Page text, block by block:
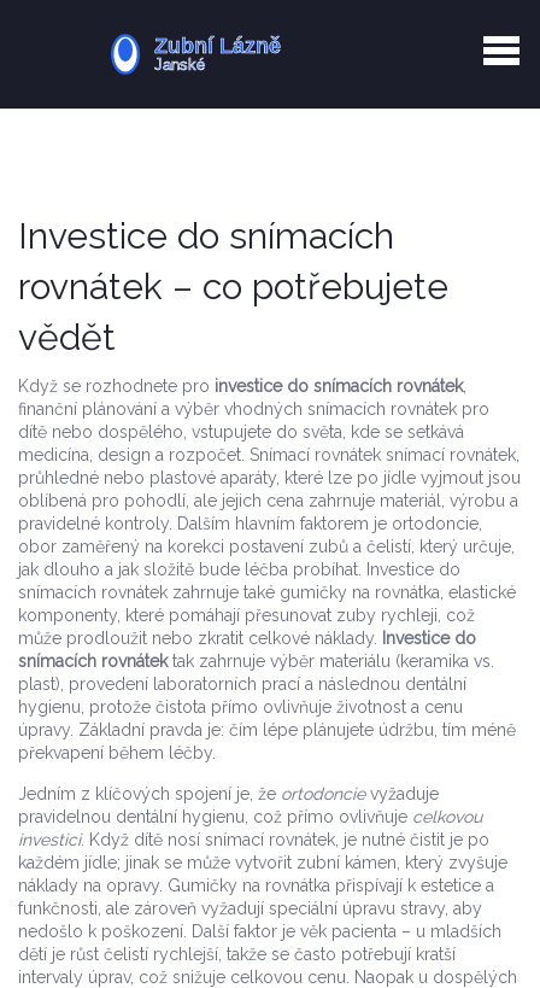
Zotavení po extrakci
Investice do snímacích
rovnátek – co potřebujete
vědět
Když se rozhodnete pro investice do snímacích rovnátek,
finanční plánování a výběr vhodných snímacích rovnátek pro
dítě nebo dospělého , vstupujete do světa, kde se setkává
medicína, design a rozpočet. Snímací rovnátek snímací rovnátek
průhledné nebo plastové aparáty, které lze po jídle vyjmout jsou
oblíbená pro pohodlí, ale jejich cena zahrnuje materiál, výrobu a
pravidelné kontroly. Dalším hlavním faktorem je ortodoncie
obor zaměřený na korekci postavení zubů a čelistí , který určuje,
jak dlouho a jak složitě bude léčba probíhat. Investice do
snímacích rovnátek zahrnuje také gumičky na rovnátka elastické
komponenty, které pomáhají přesunovat zuby rychleji , což
může prodloužit nebo zkratit celkové náklady.
Investice do
snímacích rovnátektak zahrnuje výběr materiálu (keramika vs.
plast), provedení laboratorních prací a následnou dentální
hygienu, protože čistota přímo ovlivňuje životnost a cenu
úpravy. Základní pravda je: čím lépe plánujete údržbu, tím méně
překvapení během léčby.
Jedním z klíčových spojení je, že ortodoncievyžaduje
pravidelnou dentální hygienu, což přímo ovlivňuje celkovou
investici. Když dítě nosí snímací rovnátek, je nutné čistit je po
každém jídle; jinak se může vytvořit zubní kámen, který zvyšuje
náklady na opravy. Gumičky na rovnátka přispívají k estetice a
funkčnosti, ale zároveň vyžadují speciální úpravu stravy, aby
nedošlo k poškození. Další faktor je věk pacienta – u mladších
dětí je růst čelistí rychlejší, takže se často potřebují kratší
intervaly úprav, což snižuje celkovou cenu. Naopak u dospělých